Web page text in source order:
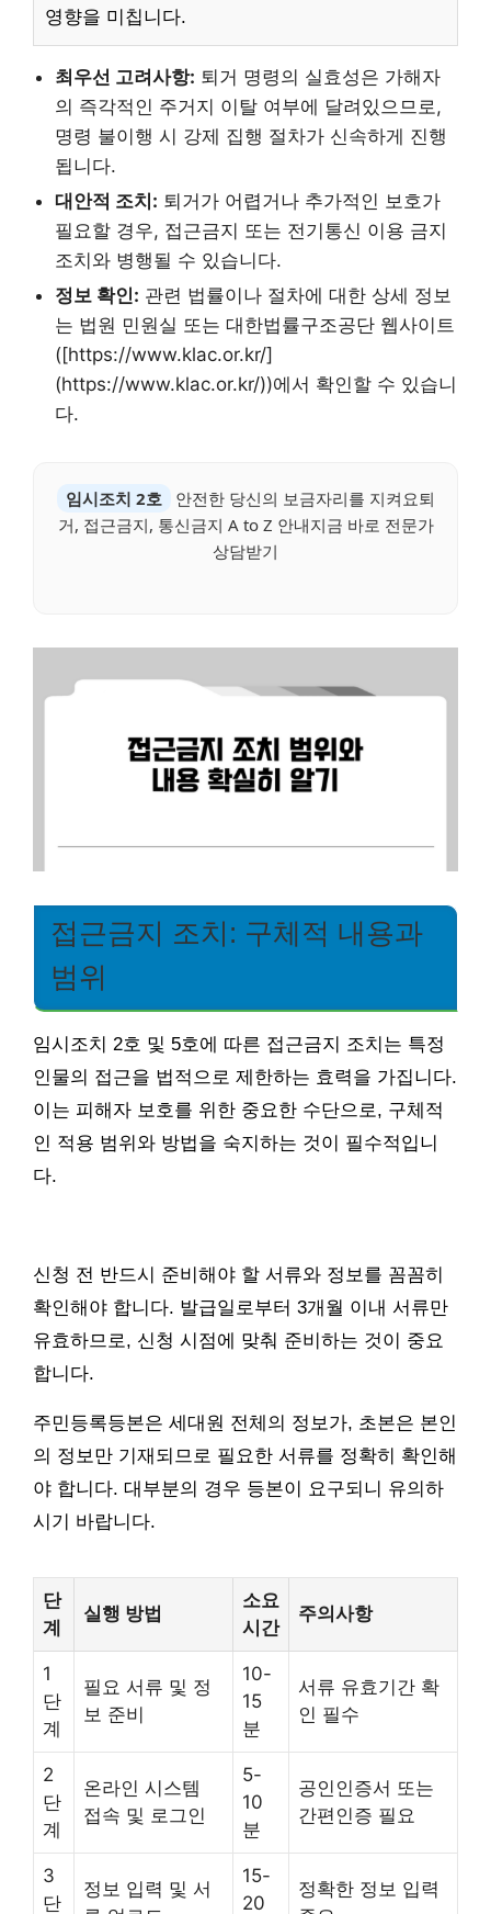
영향을 미칩니다.
최우선 고려사항: 퇴거 명령의 실효성은 가해자
의 즉각적인 주거지 이탈 여부에 달려있으므로,
명령 불이행 시 강제 집행 절차가 신속하게 진행
됩니다.
대안적 조치: 퇴거가 어렵거나 추가적인 보호가
필요할 경우, 접근금지 또는 전기통신 이용 금지
조치와 병행될 수 있습니다.
정보 확인: 관련 법률이나 절차에 대한 상세 정보
는 법원 민원실 또는 대한법률구조공단 웹사이트
([https://www.klac.or.kr/]
(https://www.klac.or.kr/))에서 확인할 수 있습니
다.
임시조치 2호
안전한 당신의 보금자리를 지켜요퇴
거, 접근금지, 통신금지 A to Z 안내지금 바로 전문가
상담받기
접근금지 조치: 구체적 내용과
범위
임시조치 2호 및 5호에 따른 접근금지 조치는 특정
인물의 접근을 법적으로 제한하는 효력을 가집니다.
이는 피해자 보호를 위한 중요한 수단으로, 구체적
인 적용 범위와 방법을 숙지하는 것이 필수적입니
다.
신청 전 반드시 준비해야 할 서류와 정보를 꼼꼼히
확인해야 합니다. 발급일로부터 3개월 이내 서류만
유효하므로, 신청 시점에 맞춰 준비하는 것이 중요
합니다.
주민등록등본은 세대원 전체의 정보가, 초본은 본인
의 정보만 기재되므로 필요한 서류를 정확히 확인해
야 합니다. 대부분의 경우 등본이 요구되니 유의하
시기 바랍니다.
단
계
실행 방법
소요
시간
주의사항
1
단
계
필요 서류 및 정
보 준비
10-
15
분
서류 유효기간 확
인 필수
2
단
계
온라인 시스템
접속 및 로그인
5-
10
분
공인인증서 또는
간편인증 필요
3
단
정보 입력 및 서
15-
20
정확한 정보 입력